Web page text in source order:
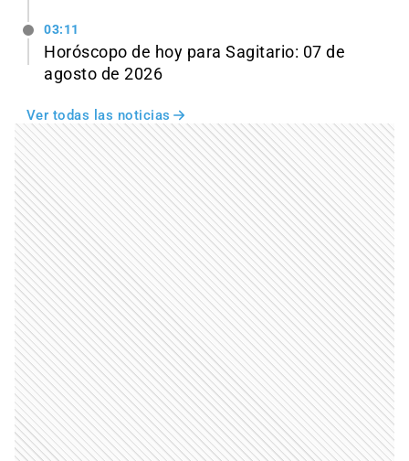
03:11
Horóscopo de hoy para Sagitario: 07 de
agosto de 2026
Ver todas las noticias